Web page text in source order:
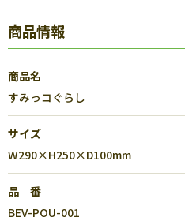
商品情報
商品名
すみっコぐらし
サイズ
W290×H250×D100mm
品 番
BEV-POU-001